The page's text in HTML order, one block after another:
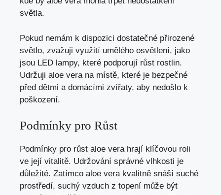
světla.
Pokud nemám k dispozici dostatečné přirozené
světlo, zvažuji využití umělého osvětlení, jako
jsou LED lampy, které podporují růst rostlin.
Udržuji aloe vera na místě, které je bezpečné
před dětmi a domácími zvířaty, aby nedošlo k
poškození.
Podmínky pro Růst
Podmínky pro růst aloe vera hrají klíčovou roli
ve její vitalitě. Udržování správné vlhkosti je
důležité. Zatímco aloe vera kvalitně snáší suché
prostředí, suchý vzduch z topení může být